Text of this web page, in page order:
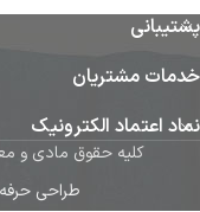
پشتیبانی
خدمات مشتریان
نماد اعتماد الکترونیک
کلیه حقوق مادی و
طراحی